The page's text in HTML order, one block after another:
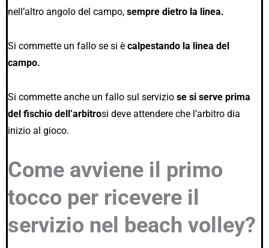
nell’altro angolo del campo, sempre dietro la linea.
Si commette un fallo se si è calpestando la linea del
campo.
Si commette anche un fallo sul servizio se si serve prima
del fischio dell’arbitrosi deve attendere che l’arbitro dia
inizio al gioco.
Come avviene il primo
tocco per ricevere il
servizio nel beach volley?